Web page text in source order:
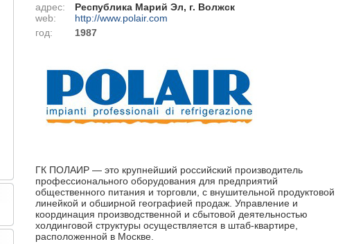
адрес:
Республика Марий Эл, г. Волжск
web:
http://www.polair.com
год:
1987
ГК ПОЛАИР — это крупнейший российский производитель
профессионального оборудования для предприятий
общественного питания и торговли, с внушительной продуктовой
линейкой и обширной географией продаж. Управление и
координация производственной и сбытовой деятельностью
холдинговой структуры осуществляется в штаб-квартире,
расположенной в Москве.